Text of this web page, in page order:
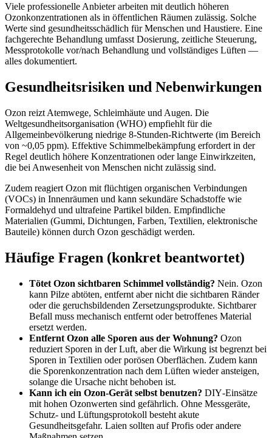
Viele professionelle Anbieter arbeiten mit deutlich höheren
Ozonkonzentrationen als in öffentlichen Räumen zulässig. Solche
Werte sind gesundheitsschädlich für Menschen und Haustiere. Eine
fachgerechte Behandlung umfasst Dosierung, zeitliche Steuerung,
Messprotokolle vor/nach Behandlung und vollständiges Lüften —
alles dokumentiert.
Gesundheitsrisiken und Nebenwirkungen
Ozon reizt Atemwege, Schleimhäute und Augen. Die
Weltgesundheitsorganisation (WHO) empfiehlt für die
Allgemeinbevölkerung niedrige 8‑Stunden-Richtwerte (im Bereich
von ~0,05 ppm). Effektive Schimmelbekämpfung erfordert in der
Regel deutlich höhere Konzentrationen oder lange Einwirkzeiten,
die bei Anwesenheit von Menschen nicht zulässig sind.
Zudem reagiert Ozon mit flüchtigen organischen Verbindungen
(VOCs) in Innenräumen und kann sekundäre Schadstoffe wie
Formaldehyd und ultrafeine Partikel bilden. Empfindliche
Materialien (Gummi, Dichtungen, Farben, Textilien, elektronische
Bauteile) können durch Ozon geschädigt werden.
Häufige Fragen (konkret beantwortet)
Tötet Ozon sichtbaren Schimmel vollständig? Nein. Ozon
kann Pilze abtöten, entfernt aber nicht die sichtbaren Ränder
oder die geruchsbildenden Zersetzungsprodukte. Sichtbarer
Befall muss mechanisch entfernt oder betroffenes Material
ersetzt werden.
Entfernt Ozon alle Sporen aus der Wohnung? Ozon
reduziert Sporen in der Luft, aber die Wirkung ist begrenzt bei
Sporen in Textilien oder porösen Oberflächen. Zudem kann
die Sporenkonzentration nach dem Lüften wieder ansteigen,
solange die Ursache nicht behoben ist.
Kann ich ein Ozon-Gerät selbst benutzen? DIY‑Einsätze
mit hohen Ozonwerten sind gefährlich. Ohne Messgeräte,
Schutz- und Lüftungsprotokoll besteht akute
Gesundheitsgefahr. Laien sollten auf Profis oder andere